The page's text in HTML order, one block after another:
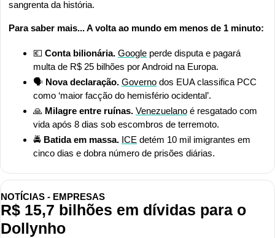
sangrenta da história.
Para saber mais... A volta ao mundo em menos de 1 minuto:
💶 Conta bilionária. Google perde disputa e pagará
multa de R$ 25 bilhões por Android na Europa.
🗣️ Nova declaração. Governo dos EUA classifica PCC
como ‘maior facção do hemisfério ocidental’.
🙏 Milagre entre ruínas. Venezuelano é resgatado com
vida após 8 dias sob escombros de terremoto.
🚔 Batida em massa. ICE detém 10 mil imigrantes em
cinco dias e dobra número de prisões diárias.
NOTÍCIAS - EMPRESAS
R$ 15,7 bilhões em dívidas para o
Dollynho